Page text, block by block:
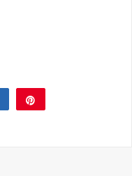
Share